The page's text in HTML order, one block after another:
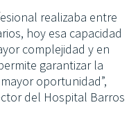
realizaba entre
hoy esa capacidad
complejidad y en
garantizar la
oportunidad”,
del Hospital Barros